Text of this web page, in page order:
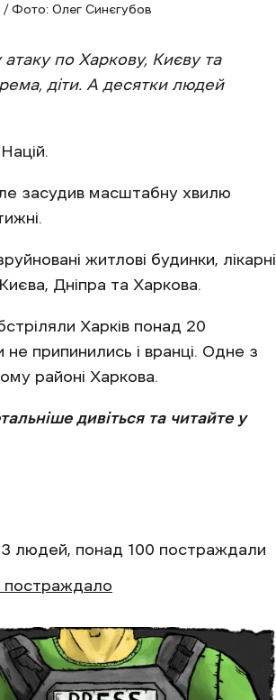
/ Фото: Олег Синєгубов
атаку по Харкову, Києву та
діти. А десятки людей
засудив масштабну хвилю
житлові будинки, лікарні
Дніпра та Харкова.
Харків понад 20
припинились і вранці. Одне з
районі Харкова.
дивіться та читайте у
людей, понад 100 постраждали